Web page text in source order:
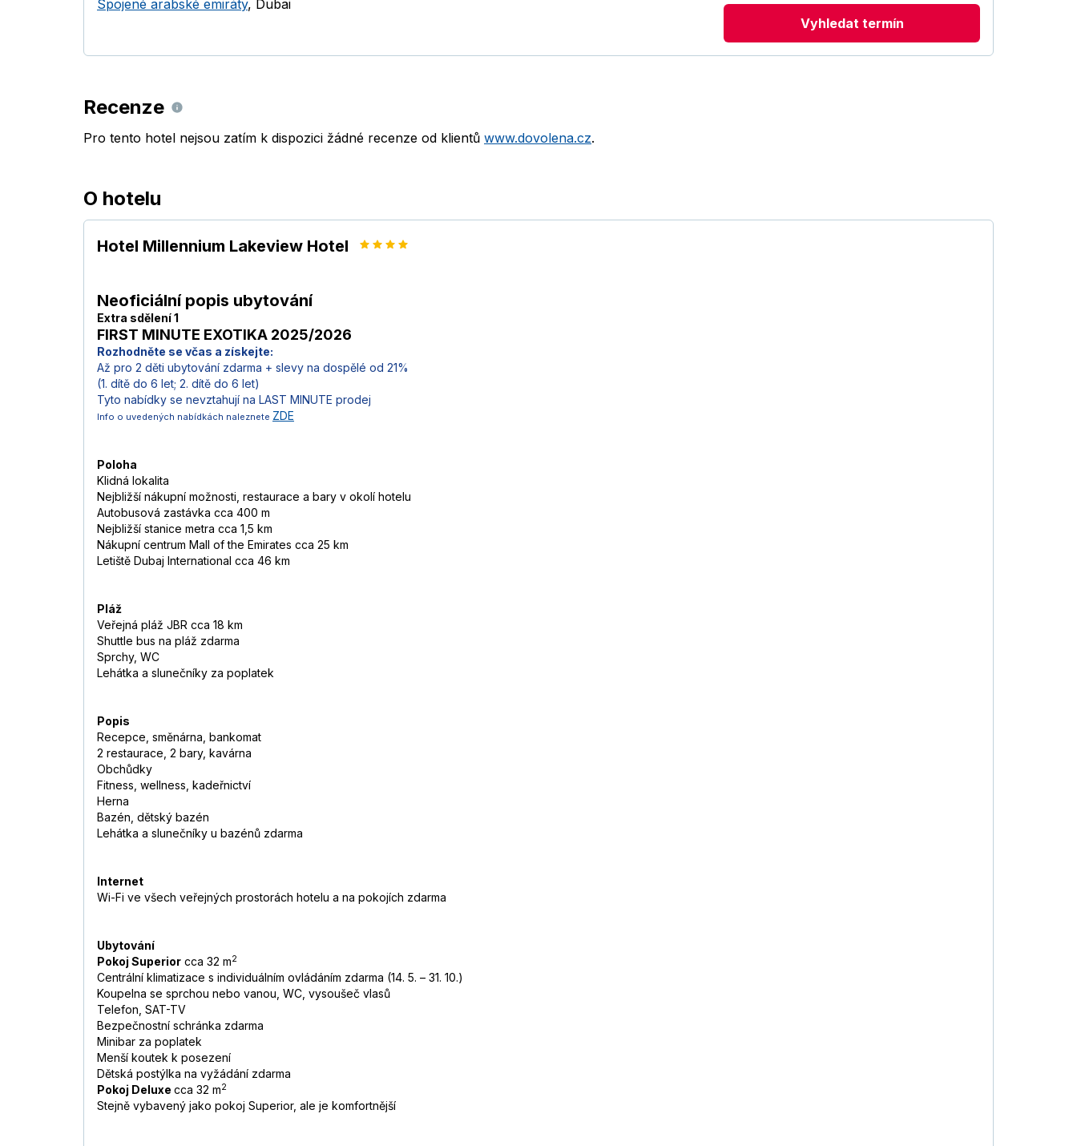
Spojené arabské emiráty, Dubai
Vyhledat termín
Recenze
Pro tento hotel nejsou zatím k dispozici žádné recenze od klientů www.dovolena.cz.
O hotelu
Hotel Millennium Lakeview Hotel
Neoficiální popis ubytování
Extra sdělení 1
FIRST MINUTE EXOTIKA 2025/2026
Rozhodněte se včas a získejte:
Až pro 2 děti ubytování zdarma + slevy na dospělé od 21%
(1. dítě do 6 let; 2. dítě do 6 let)
Tyto nabídky se nevztahují na LAST MINUTE prodej
Info o uvedených nabídkách naleznete ZDE
Poloha
Klidná lokalita
Nejbližší nákupní možnosti, restaurace a bary v okolí hotelu
Autobusová zastávka cca 400 m
Nejbližší stanice metra cca 1,5 km
Nákupní centrum Mall of the Emirates cca 25 km
Letiště Dubaj International cca 46 km
Pláž
Veřejná pláž JBR cca 18 km
Shuttle bus na pláž zdarma
Sprchy, WC
Lehátka a slunečníky za poplatek
Popis
Recepce, směnárna, bankomat
2 restaurace, 2 bary, kavárna
Obchůdky
Fitness, wellness, kadeřnictví
Herna
Bazén, dětský bazén
Lehátka a slunečníky u bazénů zdarma
Internet
Wi-Fi ve všech veřejných prostorách hotelu a na pokojích zdarma
Ubytování
Pokoj Superior cca 32 m2
Centrální klimatizace s individuálním ovládáním zdarma (14. 5. – 31. 10.)
Koupelna se sprchou nebo vanou, WC, vysoušeč vlasů
Telefon, SAT-TV
Bezpečnostní schránka zdarma
Minibar za poplatek
Menší koutek k posezení
Dětská postýlka na vyžádání zdarma
Pokoj Deluxe cca 32 m2
Stejně vybavený jako pokoj Superior, ale je komfortnější